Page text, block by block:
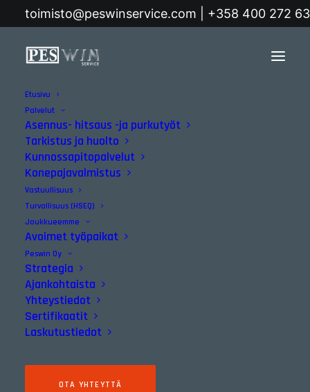
toimisto@peswinservice.com | +358 400 272
Etusivu
Palvelut
Asennus- hitsaus -ja purkutyöt
Tarkistus ja huolto
Kunnossapitopalvelut
Konepajavalmistus
Vastuullisuus
Turvallisuus (HSEQ)
Joukkueemme
Avoimet työpaikat
Peswin Oy
Strategia
Ajankohtaista
Yhteystiedot
Sertifikaatit
Laskutustiedot
OTA YHTEYTTÄ
Etusivu
mekaaninen kunnossapito